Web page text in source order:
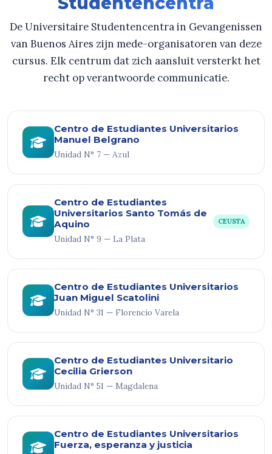
De Universitaire Studentencentra in Gevangenissen
van Buenos Aires zijn mede-organisatoren van deze
cursus. Elk centrum dat zich aansluit versterkt het
recht op verantwoorde communicatie.
Centro de Estudiantes Universitarios
Manuel Belgrano
Unidad N° 7 — Azul
Centro de Estudiantes
Universitarios Santo Tomás de
Aquino
Unidad N° 9 — La Plata
CEUSTA
Centro de Estudiantes Universitarios
Juan Miguel Scatolini
Unidad N° 31 — Florencio Varela
Centro de Estudiantes Universitario
Cecilia Grierson
Unidad N° 51 — Magdalena
Centro de Estudiantes Universitarios
Fuerza, esperanza y justicia